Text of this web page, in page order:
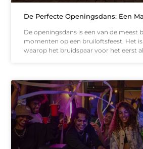
De Perfecte Openingsdans: Een
De openingsdans is een van de meest
momenten op een bruiloftsfeest. Het
waarop het bruidspaar voor het eerst